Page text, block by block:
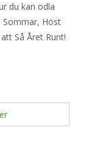
du kan odla
Sommar, Höst
Så Året Runt!